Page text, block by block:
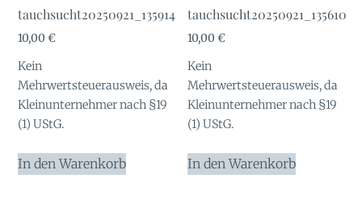
tauchsucht20250921_135914
10,00€
Kein
Mehrwertsteuerausweis, da
Kleinunternehmer nach §19
(1) UStG.
In den Warenkorb
tauchsucht20250921_135610
10,00€
Kein
Mehrwertsteuerausweis, da
Kleinunternehmer nach §19
(1) UStG.
In den Warenkorb